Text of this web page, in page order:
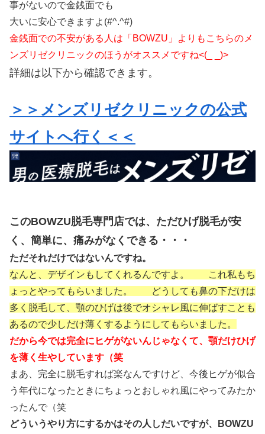
事がないので金銭面でも
大いに安心できますよ(#^.^#)
金銭面での不安がある人は「BOWZU」よりもこちらのメ
ンズリゼクリニックのほうがオススメですね<(_ _)>
詳細は以下から確認できます。
＞＞メンズリゼクリニックの公式
サイトへ行く＜＜
このBOWZU脱毛専門店では、ただひげ脱毛が安
く、簡単に、痛みがなくできる・・・
ただそれだけではないんですね。
なんと、デザインもしてくれるんですよ。 これ私もち
ょっとやってもらいました。 どうしても鼻の下だけは
多く脱毛して、顎のひげは後でオシャレ風に伸ばすことも
あるので少しだけ薄くするようにしてもらいました。
だから今では完全にヒゲがないんじゃなくて、顎だけひげ
を薄く生やしています（笑
まあ、完全に脱毛すれば楽なんですけど、今後ヒゲが似合
う年代になったときにちょっとおしゃれ風にやってみたか
ったんで（笑
どういうやり方にするかはその人しだいですが、BOWZU